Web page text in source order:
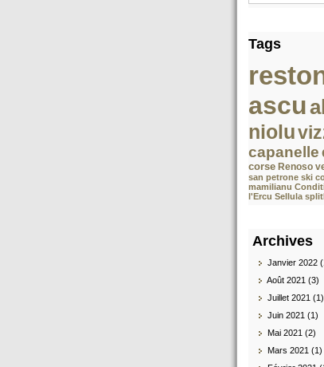
Tags
ascu
niolu
capanelle
corse Renoso
san petrone ski
mamilianu
l'Ercu Sellula
Archives
Janvier 2022
Août 2021 (3)
Juillet 2021 (1)
Juin 2021 (1)
Mai 2021 (2)
Mars 2021 (1)